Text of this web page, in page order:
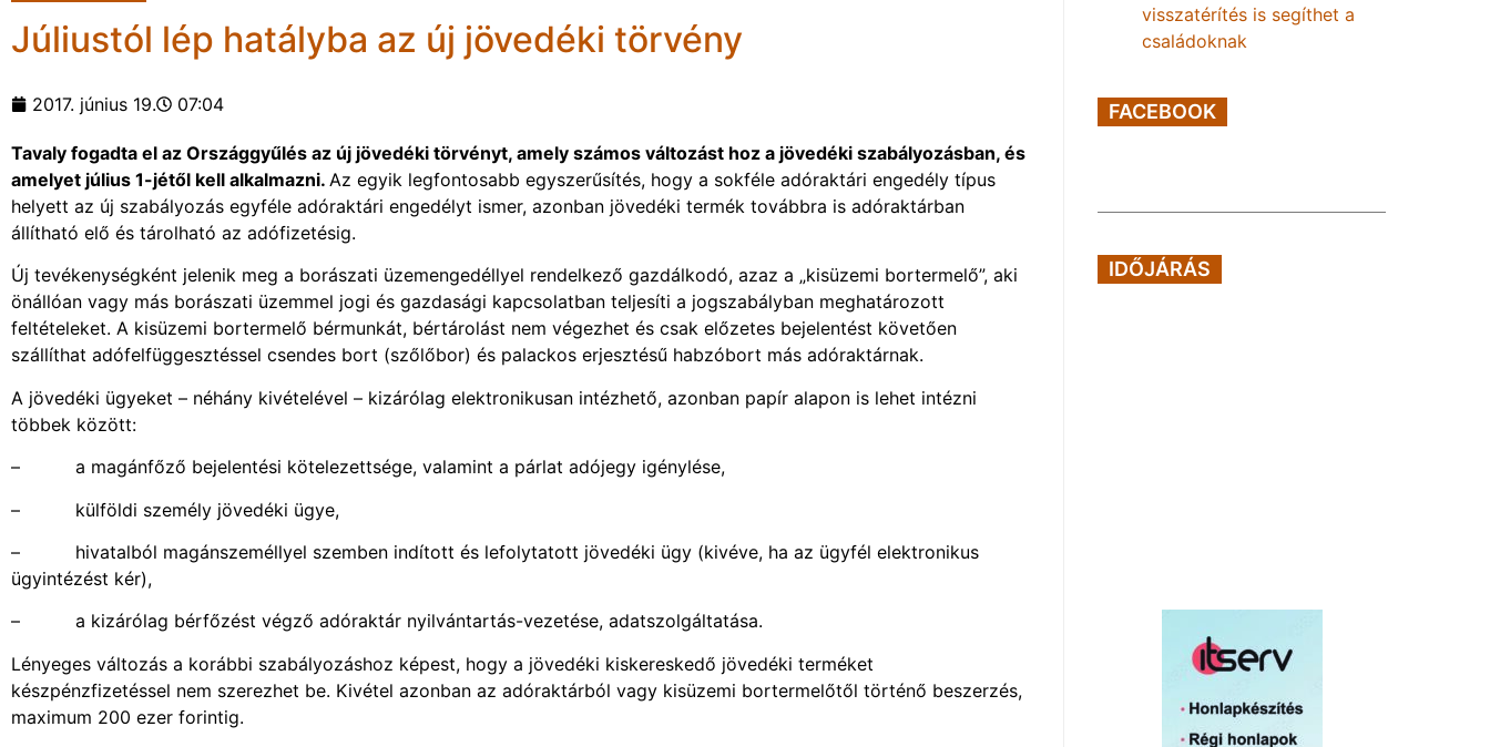
Júliustól lép hatályba az új jövedéki törvény
2017. június 19. 07:04
Tavaly fogadta el az Országgyűlés az új jövedéki törvényt, amely számos változást hoz a jövedéki szabályozásban, és
amelyet július 1-jétől kell alkalmazni. Az egyik legfontosabb egyszerűsítés, hogy a sokféle adóraktári engedély típus
helyett az új szabályozás egyféle adóraktári engedélyt ismer, azonban jövedéki termék továbbra is adóraktárban
állítható elő és tárolható az adófizetésig.
Új tevékenységként jelenik meg a borászati üzemengedéllyel rendelkező gazdálkodó, azaz a „kisüzemi bortermelő”, aki
önállóan vagy más borászati üzemmel jogi és gazdasági kapcsolatban teljesíti a jogszabályban meghatározott
feltételeket. A kisüzemi bortermelő bérmunkát, bértárolást nem végezhet és csak előzetes bejelentést követően
szállíthat adófelfüggesztéssel csendes bort (szőlőbor) és palackos erjesztésű habzóbort más adóraktárnak.
A jövedéki ügyeket – néhány kivételével – kizárólag elektronikusan intézhető, azonban papír alapon is lehet intézni
többek között:
– a magánfőző bejelentési kötelezettsége, valamint a párlat adójegy igénylése,
– külföldi személy jövedéki ügye,
– hivatalból magánszeméllyel szemben indított és lefolytatott jövedéki ügy (kivéve, ha az ügyfél elektronikus
ügyintézést kér),
– a kizárólag bérfőzést végző adóraktár nyilvántartás-vezetése, adatszolgáltatása.
Lényeges változás a korábbi szabályozáshoz képest, hogy a jövedéki kiskereskedő jövedéki terméket
készpénzfizetéssel nem szerezhet be. Kivétel azonban az adóraktárból vagy kisüzemi bortermelőtől történő beszerzés,
maximum 200 ezer forintig.
visszatérítés is segíthet a
családoknak
FACEBOOK
IDŐJÁRÁS